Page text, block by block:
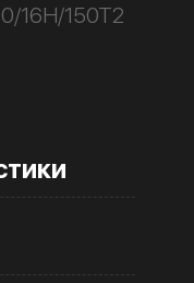
16Н/150Т2